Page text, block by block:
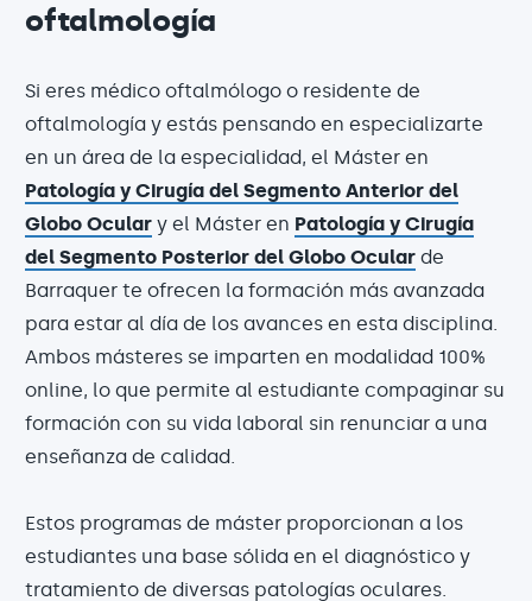
oftalmología
Si eres médico oftalmólogo o residente de
oftalmología y estás pensando en especializarte
en un área de la especialidad, el Máster en
Patología y Cirugía del Segmento Anterior del
Globo Ocular y el Máster en Patología y Cirugía
del Segmento Posterior del Globo Ocular de
Barraquer te ofrecen la formación más avanzada
para estar al día de los avances en esta disciplina.
Ambos másteres se imparten en modalidad 100%
online, lo que permite al estudiante compaginar su
formación con su vida laboral sin renunciar a una
enseñanza de calidad.
Estos programas de máster proporcionan a los
estudiantes una base sólida en el diagnóstico y
tratamiento de diversas patologías oculares.